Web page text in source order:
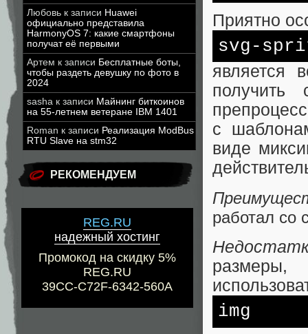
Любовь к записи Huawei
официально представила
HarmonyOS 7: какие смартфоны
получат её первыми
Артем к записи Бесплатные боты,
чтобы раздеть девушку по фото в
2024
sasha к записи Майнинг биткоинов
на 55-летнем ветеране IBM 1401
Roman к записи Реализация ModBus
RTU Slave на stm32
РЕКОМЕНДУЕМ
REG.RU
надежный хостинг
Промокод на скидку 5%
REG.RU
39CC-C72F-6342-560A
Приятно
svg-
является
с
виде
работал со
размеры,
img